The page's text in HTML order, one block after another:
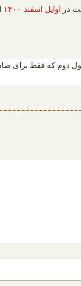
در اوایل اسفند ۱۴۰۰
همان ۸.۵ کیلو خالص با کیفیت سوپر، ۳۴۰ هزار تومان و با کیفیت درجه